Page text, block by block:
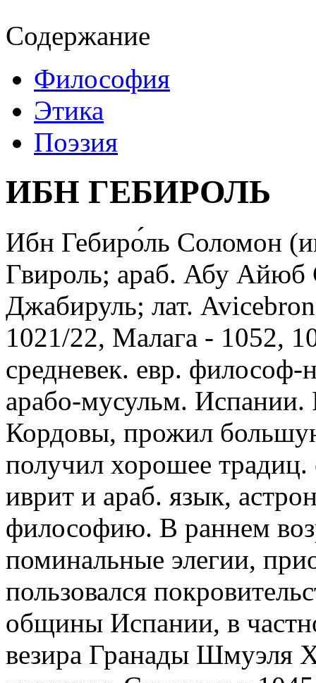
Содержание
Философия
Этика
Поэзия
ИБН ГЕБИРОЛЬ
Ибн Гебиро́ль Соломон
Гвироль; араб. Абу
Джабируль; лат.
1021/22, Малага - 1052,
средневек. евр.
арабо-мусульм. Испании.
Кордовы, прожил
получил хорошее традиц.
иврит и араб. язык,
философию. В раннем
поминальные элегии,
пользовался
общины Испании, в
везира Гранады Шмуэля